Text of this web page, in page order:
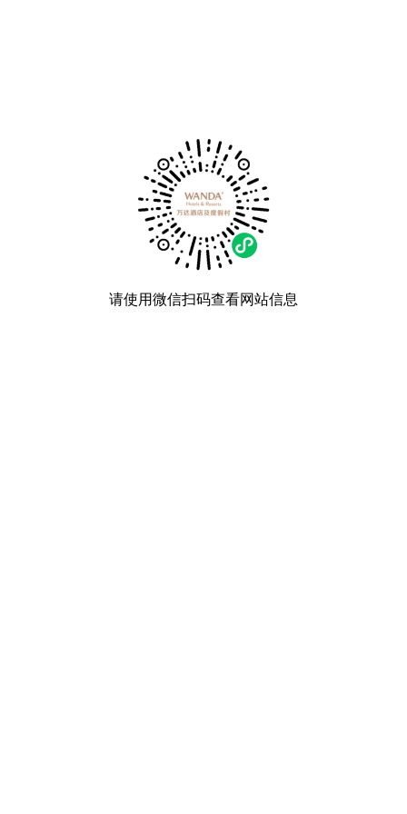
请使用微信扫码查看网站信息